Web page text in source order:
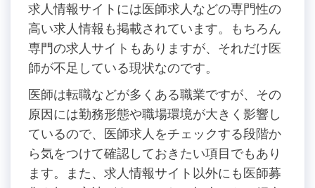
求人情報サイトには医師求人などの専門性の
高い求人情報も掲載されています。もちろん
専門の求人サイトもありますが、それだけ医
師が不足している現状なのです。
医師は転職などが多くある職業ですが、その
原因には勤務形態や職場環境が大きく影響し
ているので、医師求人をチェックする段階か
ら気をつけて確認しておきたい項目でもあり
ます。また、求人情報サイト以外にも医師募